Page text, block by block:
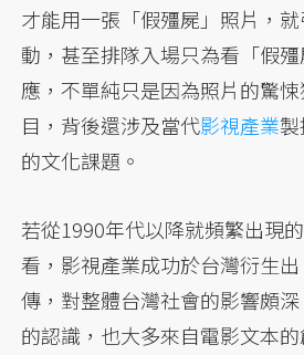
才能用一張「假殭屍」照片，
動，甚至排隊入場只為看「假
應，不單純只是因為照片的驚
目，背後還涉及當代影視產業
的文化課題。
若從1990年代以降就頻繁出現
看，影視產業成功於台灣衍生
傳，對整體台灣社會的影響頗
的認識，也大多來自電影文本